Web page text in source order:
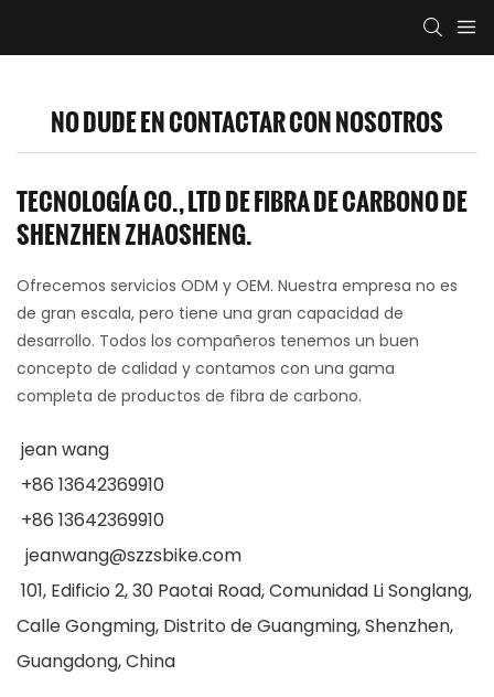
NO DUDE EN CONTACTAR CON NOSOTROS
TECNOLOGÍA CO., LTD DE FIBRA DE CARBONO DE
SHENZHEN ZHAOSHENG.
Ofrecemos servicios ODM y OEM. Nuestra empresa no es
de gran escala, pero tiene una gran capacidad de
desarrollo. Todos los compañeros tenemos un buen
concepto de calidad y contamos con una gama
completa de productos de fibra de carbono.
jean wang
+86 13642369910
+86 13642369910
jeanwang@szzsbike.com
101, Edificio 2, 30 Paotai Road, Comunidad Li Songlang,
Calle Gongming, Distrito de Guangming, Shenzhen,
Guangdong, China